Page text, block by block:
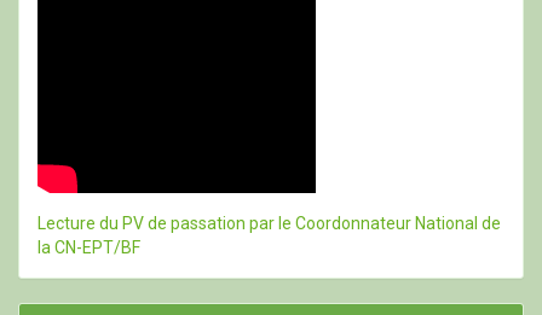
Lecture du PV de passation par le Coordonnateur National de
la CN-EPT/BF